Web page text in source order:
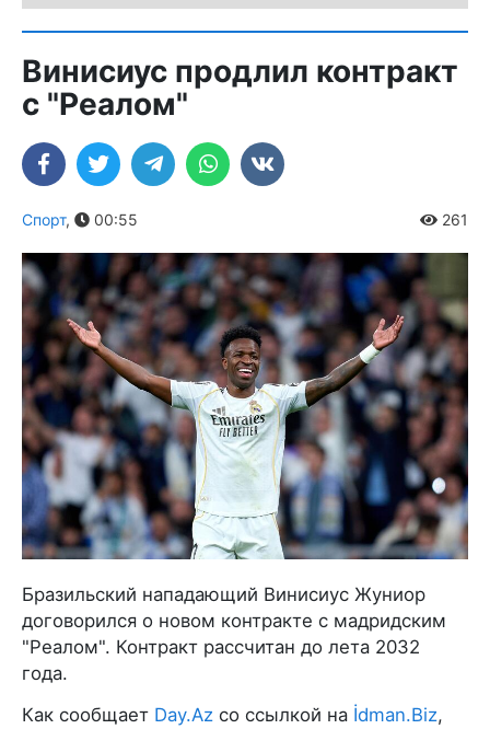
Винисиус продлил контракт
с "Реалом"
Спорт, 00:55 261
Бразильский нападающий Винисиус Жуниор
договорился о новом контракте с мадридским
"Реалом". Контракт рассчитан до лета 2032
года.
Как сообщает Day.Az со ссылкой на İdman.Biz,